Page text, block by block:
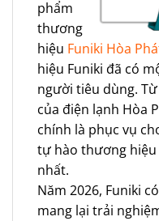
phẩm
thương
hiệu Funiki Hòa
hiệu Funiki đã có
người tiêu dùng.
của điện lạnh Hòa
chính là phục vụ
tự hào thương
nhất.
Năm 2026, Funiki
mang lại trải